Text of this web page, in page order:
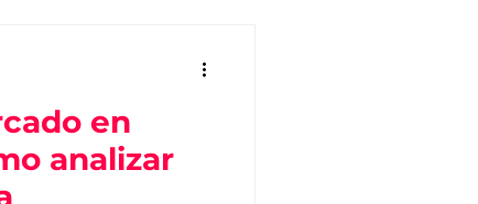
en
analizar